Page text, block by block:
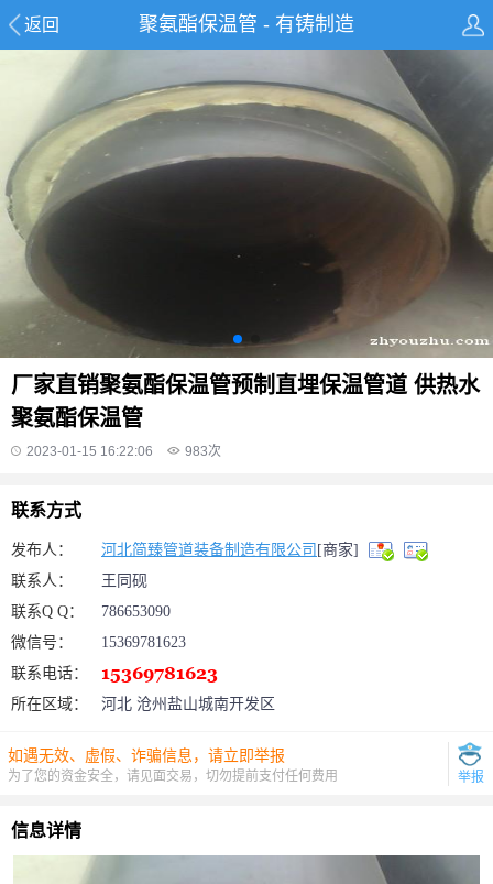
返回 聚氨酯保温管 - 有铸制造
厂家直销聚氨酯保温管预制直埋保温管道 供热水
聚氨酯保温管
2023-01-15 16:22:06 983次
联系方式
发布人： 河北简臻管道装备制造有限公司 [商家]
联系人：
王同砚
联系Q Q：
786653090
微信号：
15369781623
联系电话：
所在区域：
河北 沧州盐山城南开发区
如遇无效、虚假、诈骗信息，请立即举报
为了您的资金安全，请见面交易，切勿提前支付任何费用 举报
信息详情